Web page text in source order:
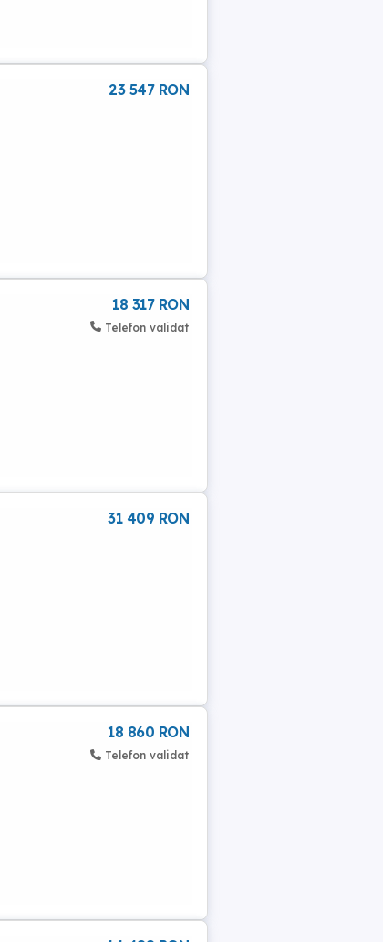
23 547 RON
18 317 RON
Telefon validat
31 409 RON
18 860 RON
Telefon validat